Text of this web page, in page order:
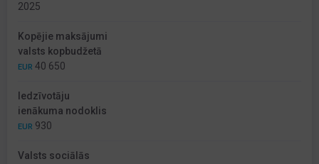
2025
Kopējie maksājumi
valsts kopbudžetā
EUR 40 650
Iedzīvotāju
ienākuma nodoklis
EUR 930
Valsts sociālās